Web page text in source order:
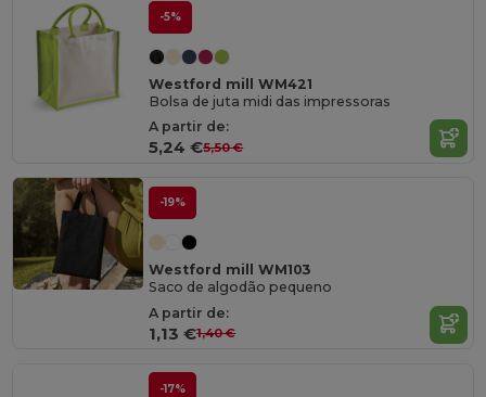
-5%
Westford mill WM421
Bolsa de juta midi das impressoras
A partir de:
5,24 €5,50 €
-19%
Westford mill WM103
Saco de algodão pequeno
A partir de:
1,13 €1,40 €
-17%